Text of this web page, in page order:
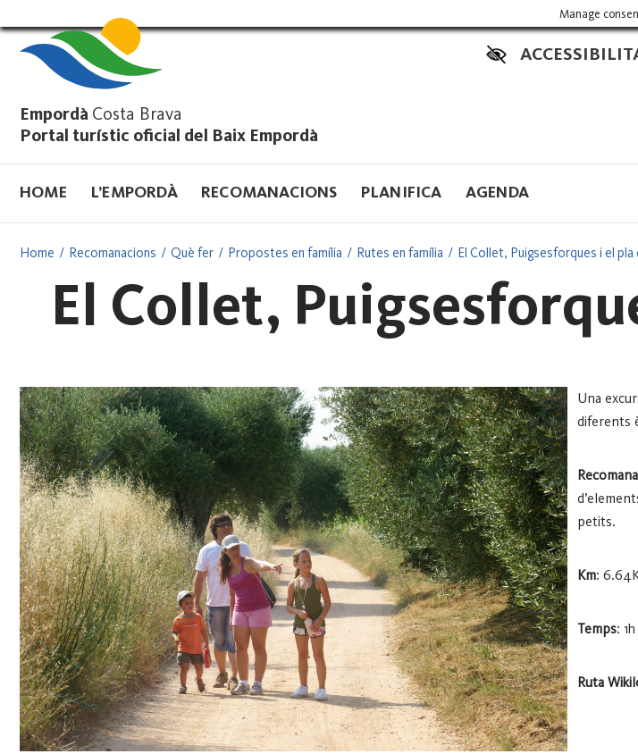
al
contingut
Empordà Costa Brava
Portal turístic oficial del Baix Empordà
HOME L’EMPORDÀ RECOMANACIONS PLANIFICA AGENDA
Home Recomanacions Què fer Propostes en família Rutes en família El Collet, Puigsesforques i el pla
El Collet,
Una
diferents
petits.
Km:
Temps:
Ruta
Manage